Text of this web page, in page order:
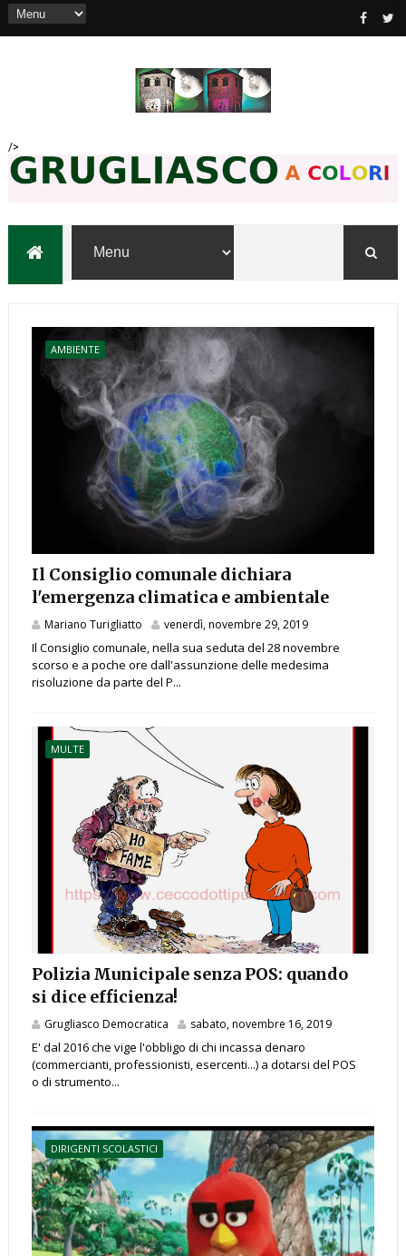
/>
AMBIENTE
Il Consiglio comunale dichiara
l'emergenza climatica e ambientale
Mariano Turigliatto venerdì, novembre 29, 2019
Il Consiglio comunale, nella sua seduta del 28 novembre
scorso e a poche ore dall'assunzione delle medesima
risoluzione da parte del P...
MULTE
Polizia Municipale senza POS: quando
si dice efficienza!
Grugliasco Democratica sabato, novembre 16, 2019
E' dal 2016 che vige l'obbligo di chi incassa denaro
(commercianti, professionisti, esercenti...) a dotarsi del POS
o di strumento...
DIRIGENTI SCOLASTICI